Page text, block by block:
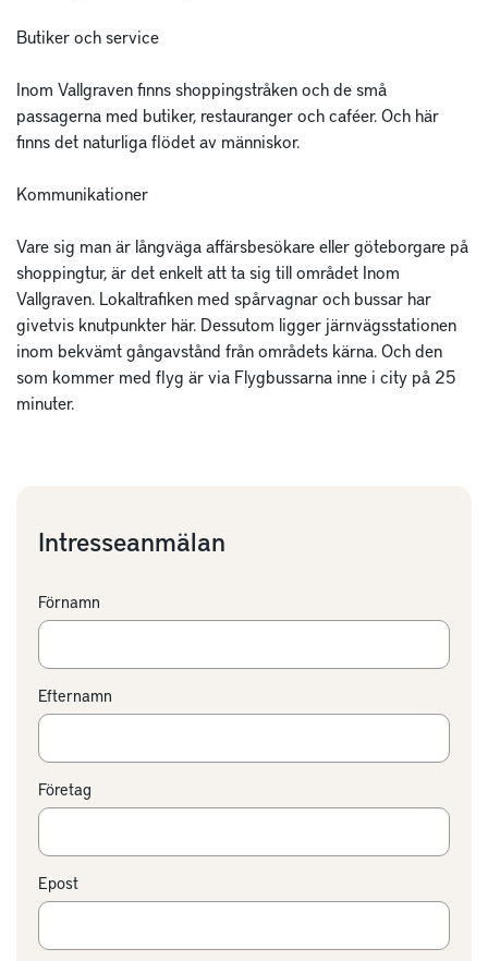
Butiker och service
Inom Vallgraven finns shoppingstråken och de små
passagerna med butiker, restauranger och caféer. Och här
finns det naturliga flödet av människor.
Kommunikationer
Vare sig man är långväga affärsbesökare eller göteborgare på
shoppingtur, är det enkelt att ta sig till området Inom
Vallgraven. Lokaltrafiken med spårvagnar och bussar har
givetvis knutpunkter här. Dessutom ligger järnvägsstationen
inom bekvämt gångavstånd från områdets kärna. Och den
som kommer med flyg är via Flygbussarna inne i city på 25
minuter.
Intresseanmälan
Förnamn
Efternamn
Företag
Epost